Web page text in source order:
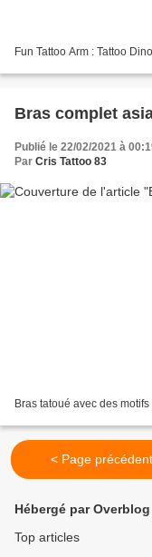
Fun Tattoo Arm : Tattoo Dino
Bras complet
Publié le 22/02/2021 à
Par Cris Tattoo 83
Bras tatoué avec des
< Page
Hébergé par Overblog
Top articles